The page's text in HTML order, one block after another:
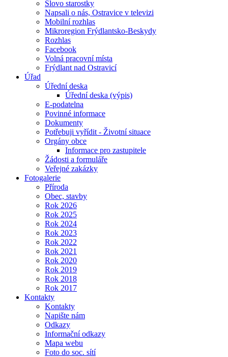
Slovo starostky
Napsali o nás, Ostravice v televizi
Mobilní rozhlas
Mikroregion Frýdlantsko-Beskydy
Rozhlas
Facebook
Volná pracovní místa
Frýdlant nad Ostravicí
Úřad
Úřední deska
Úřední deska (výpis)
E-podatelna
Povinné informace
Dokumenty
Potřebuji vyřídit - Životní situace
Orgány obce
Informace pro zastupitele
Žádosti a formuláře
Veřejné zakázky
Fotogalerie
Příroda
Obec, stavby
Rok 2026
Rok 2025
Rok 2024
Rok 2023
Rok 2022
Rok 2021
Rok 2020
Rok 2019
Rok 2018
Rok 2017
Kontakty
Kontakty
Napište nám
Odkazy
Informační odkazy
Mapa webu
Foto do soc. sítí